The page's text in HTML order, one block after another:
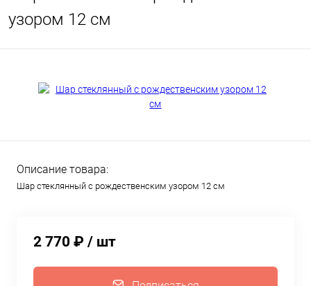
узором 12 см
Описание товара:
Шар стеклянный с рождественским узором 12 см
2 770 ₽ / шт